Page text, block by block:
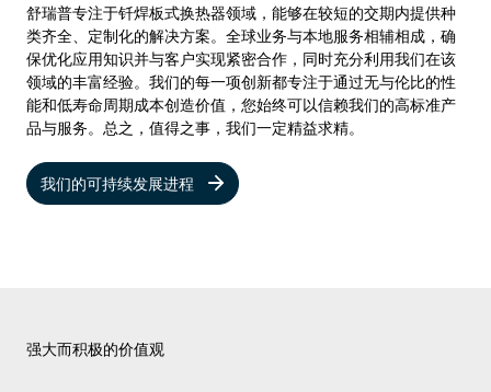
舒瑞普专注于钎焊板式换热器领域，能够在较短的交期内提供种
类齐全、定制化的解决方案。全球业务与本地服务相辅相成，确
保优化应用知识并与客户实现紧密合作，同时充分利用我们在该
领域的丰富经验。我们的每一项创新都专注于通过无与伦比的性
能和低寿命周期成本创造价值，您始终可以信赖我们的高标准产
品与服务。总之，值得之事，我们一定精益求精。
我们的可持续发展进程
强大而积极的价值观